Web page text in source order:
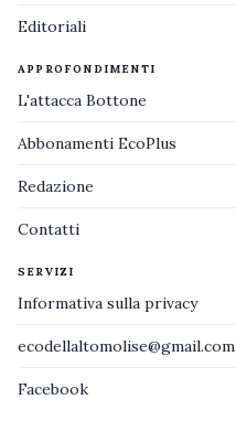
Editoriali
APPROFONDIMENTI
L'attacca Bottone
Abbonamenti EcoPlus
Redazione
Contatti
SERVIZI
Informativa sulla privacy
ecodellaltomolise@gmail.com
Facebook